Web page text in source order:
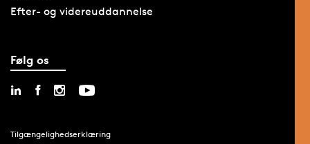
Efter- og videreuddannelse
Følg os
Tilgængelighedserklæring